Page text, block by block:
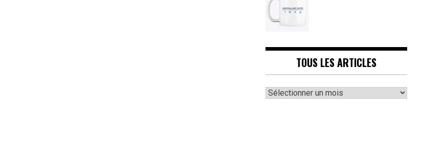
TOUS LES ARTICLES
Tous